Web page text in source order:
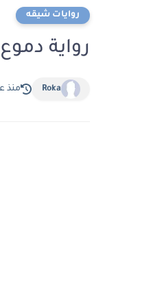
روايات شيقه
رواية دموع القمر
Roka منذ